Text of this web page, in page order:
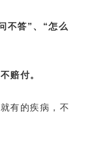
不答”、“怎么
赔付。
有的疾病，不